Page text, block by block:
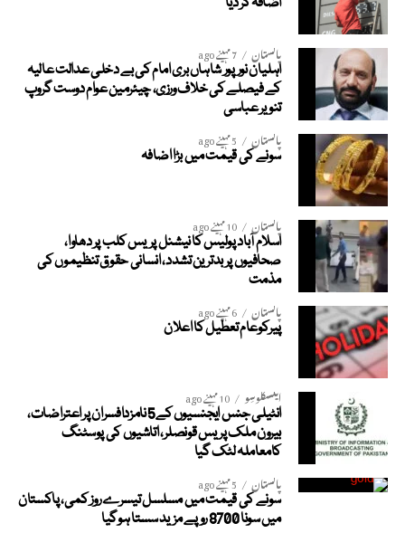
پاکستان 7 مہینے ago
اہلیان نورپور شاہاں بری امام کی بے دخلی عدالت عالیہ
کے فیصلے کی خلاف ورزی، چیئرمین عوام دوست گروپ
تنویر عباسی
پاکستان 5 مہینے ago
سونے کی قیمت میں بڑا اضافہ
پاکستان 10 مہینے ago
اسلام آباد پولیس کا نیشنل پریس کلب پر دھاوا،
صحافیوں پر بدترین تشدد، انسانی حقوق تنظیموں کی
مذمت
پاکستان 6 مہینے ago
پیرکوعام تعطیل کا اعلان
ایکسکلوسِو 10 مہینے ago
انٹیلی جنس ایجنسیوں کے5 نامزدافسران پر اعتراضات،
بیرون ملک پریس قونصلر، اتاشیوں کی پوسٹنگ
کامعاملہ لٹک گیا
پاکستان 5 مہینے ago
سونے کی قیمت میں مسلسل تیسرے روز کمی، پاکستان
میں سونا 8700 روپے مزید سستا ہوگیا